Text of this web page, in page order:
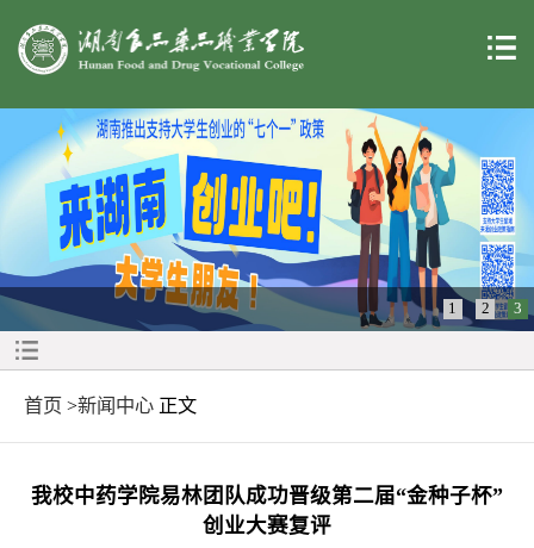
1 2 3
首页 >新闻中心 正文
我校中药学院易林团队成功晋级第二届“金种子杯”
创业大赛复评